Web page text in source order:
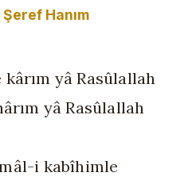
Şeref Hanım
yâ Rasûlallah
yâ Rasûlallah
i kabîhimle